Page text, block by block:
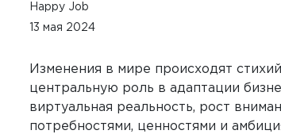
Happy Job
13 мая 2024
Изменения в мире происходят
центральную роль в адаптации
виртуальная реальность, рост
потребностями, ценностями и